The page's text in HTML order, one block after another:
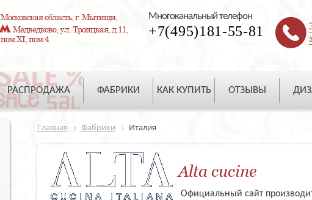
Московская область, г. Мытищи,
Медведково, ул. Троицкая, д.11,
пом.XI, пом.4
Многоканальный телефон
+7(495)181-55-81
РАСПРОДАЖА ФАБРИКИ КАК КУПИТЬ ОТЗЫВЫ
Главная Фабрики Италия
Alta cucine
Официальный сайт